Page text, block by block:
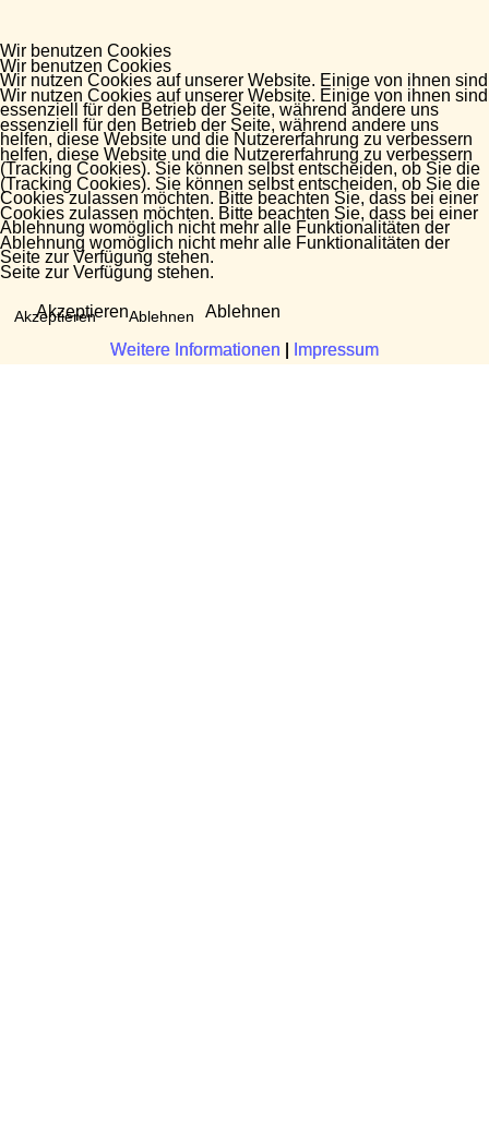
Wir benutzen Cookies
Wir nutzen Cookies auf unserer Website. Einige von ihnen sind
essenziell für den Betrieb der Seite, während andere uns
helfen, diese Website und die Nutzererfahrung zu verbessern
(Tracking Cookies). Sie können selbst entscheiden, ob Sie die
Cookies zulassen möchten. Bitte beachten Sie, dass bei einer
Ablehnung womöglich nicht mehr alle Funktionalitäten der
Seite zur Verfügung stehen.
Akzeptieren Ablehnen
Weitere Informationen Impressum
Wir benutzen Cookies
Wir nutzen Cookies auf unserer Website. Einige von ihnen sind
essenziell für den Betrieb der Seite, während andere uns
helfen, diese Website und die Nutzererfahrung zu verbessern
(Tracking Cookies). Sie können selbst entscheiden, ob Sie die
Cookies zulassen möchten. Bitte beachten Sie, dass bei einer
Ablehnung womöglich nicht mehr alle Funktionalitäten der
Seite zur Verfügung stehen.
Akzeptieren Ablehnen
Weitere Informationen Impressum